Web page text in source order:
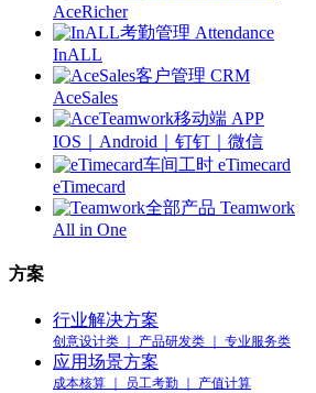
AceRicher
考勤管理 Attendance
InALL
客户管理 CRM
AceSales
移动端 APP
IOS｜Android｜钉钉｜微信
车间工时 eTimecard
eTimecard
全部产品 Teamwork
All in One
方案
行业解决方案
创意设计类 ｜ 产品研发类 ｜ 专业服务类
应用场景方案
成本核算 ｜ 员工考勤 ｜ 产值计算